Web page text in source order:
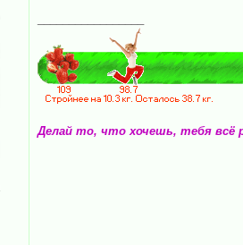
Делай то, что хочешь, тебя всё